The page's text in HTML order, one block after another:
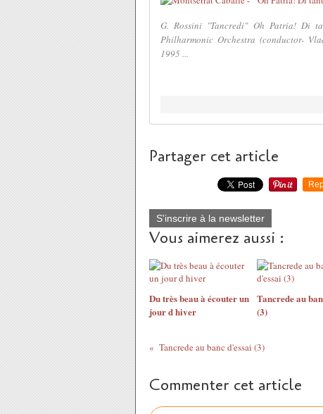
G. Rossini "Tancredi" Oh Patria! Di
Philharmonic Orchestra (conductor-
1995 ...
Partager cet article
S'inscrire à la newsletter
Vous aimerez aussi :
Du très beau à écouter un
jour d hiver
Tancrede au
(3)
Tancrede au banc d'essai (3)
Commenter cet article